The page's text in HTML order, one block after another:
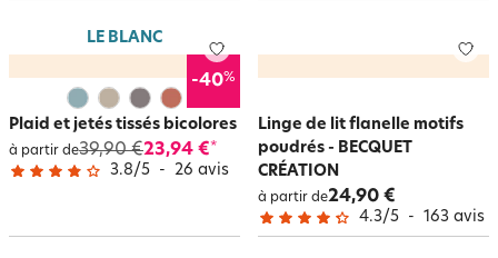
LE BLANC
-40%
Plaid et jetés tissés bicolores
à partir de39,90 €23,94 €*
3.8/5 - 26 avis
Linge de lit flanelle motifs
poudrés - BECQUET
CRÉATION
à partir de24,90 €
4.3/5 - 163 avis